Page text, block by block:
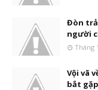
Đòn
người
Tháng
Vội vã
bắt